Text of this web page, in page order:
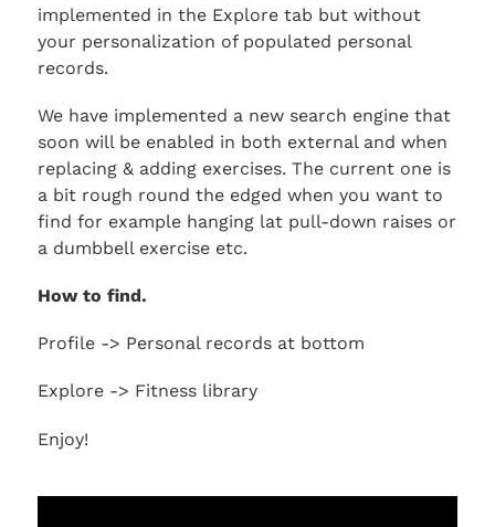
implemented in the Explore tab but without
your personalization of populated personal
records.
We have implemented a new search engine that
soon will be enabled in both external and when
replacing & adding exercises. The current one is
a bit rough round the edged when you want to
find for example hanging lat pull-down raises or
a dumbbell exercise etc.
How to find.
Profile -> Personal records at bottom
Explore -> Fitness library
Enjoy!